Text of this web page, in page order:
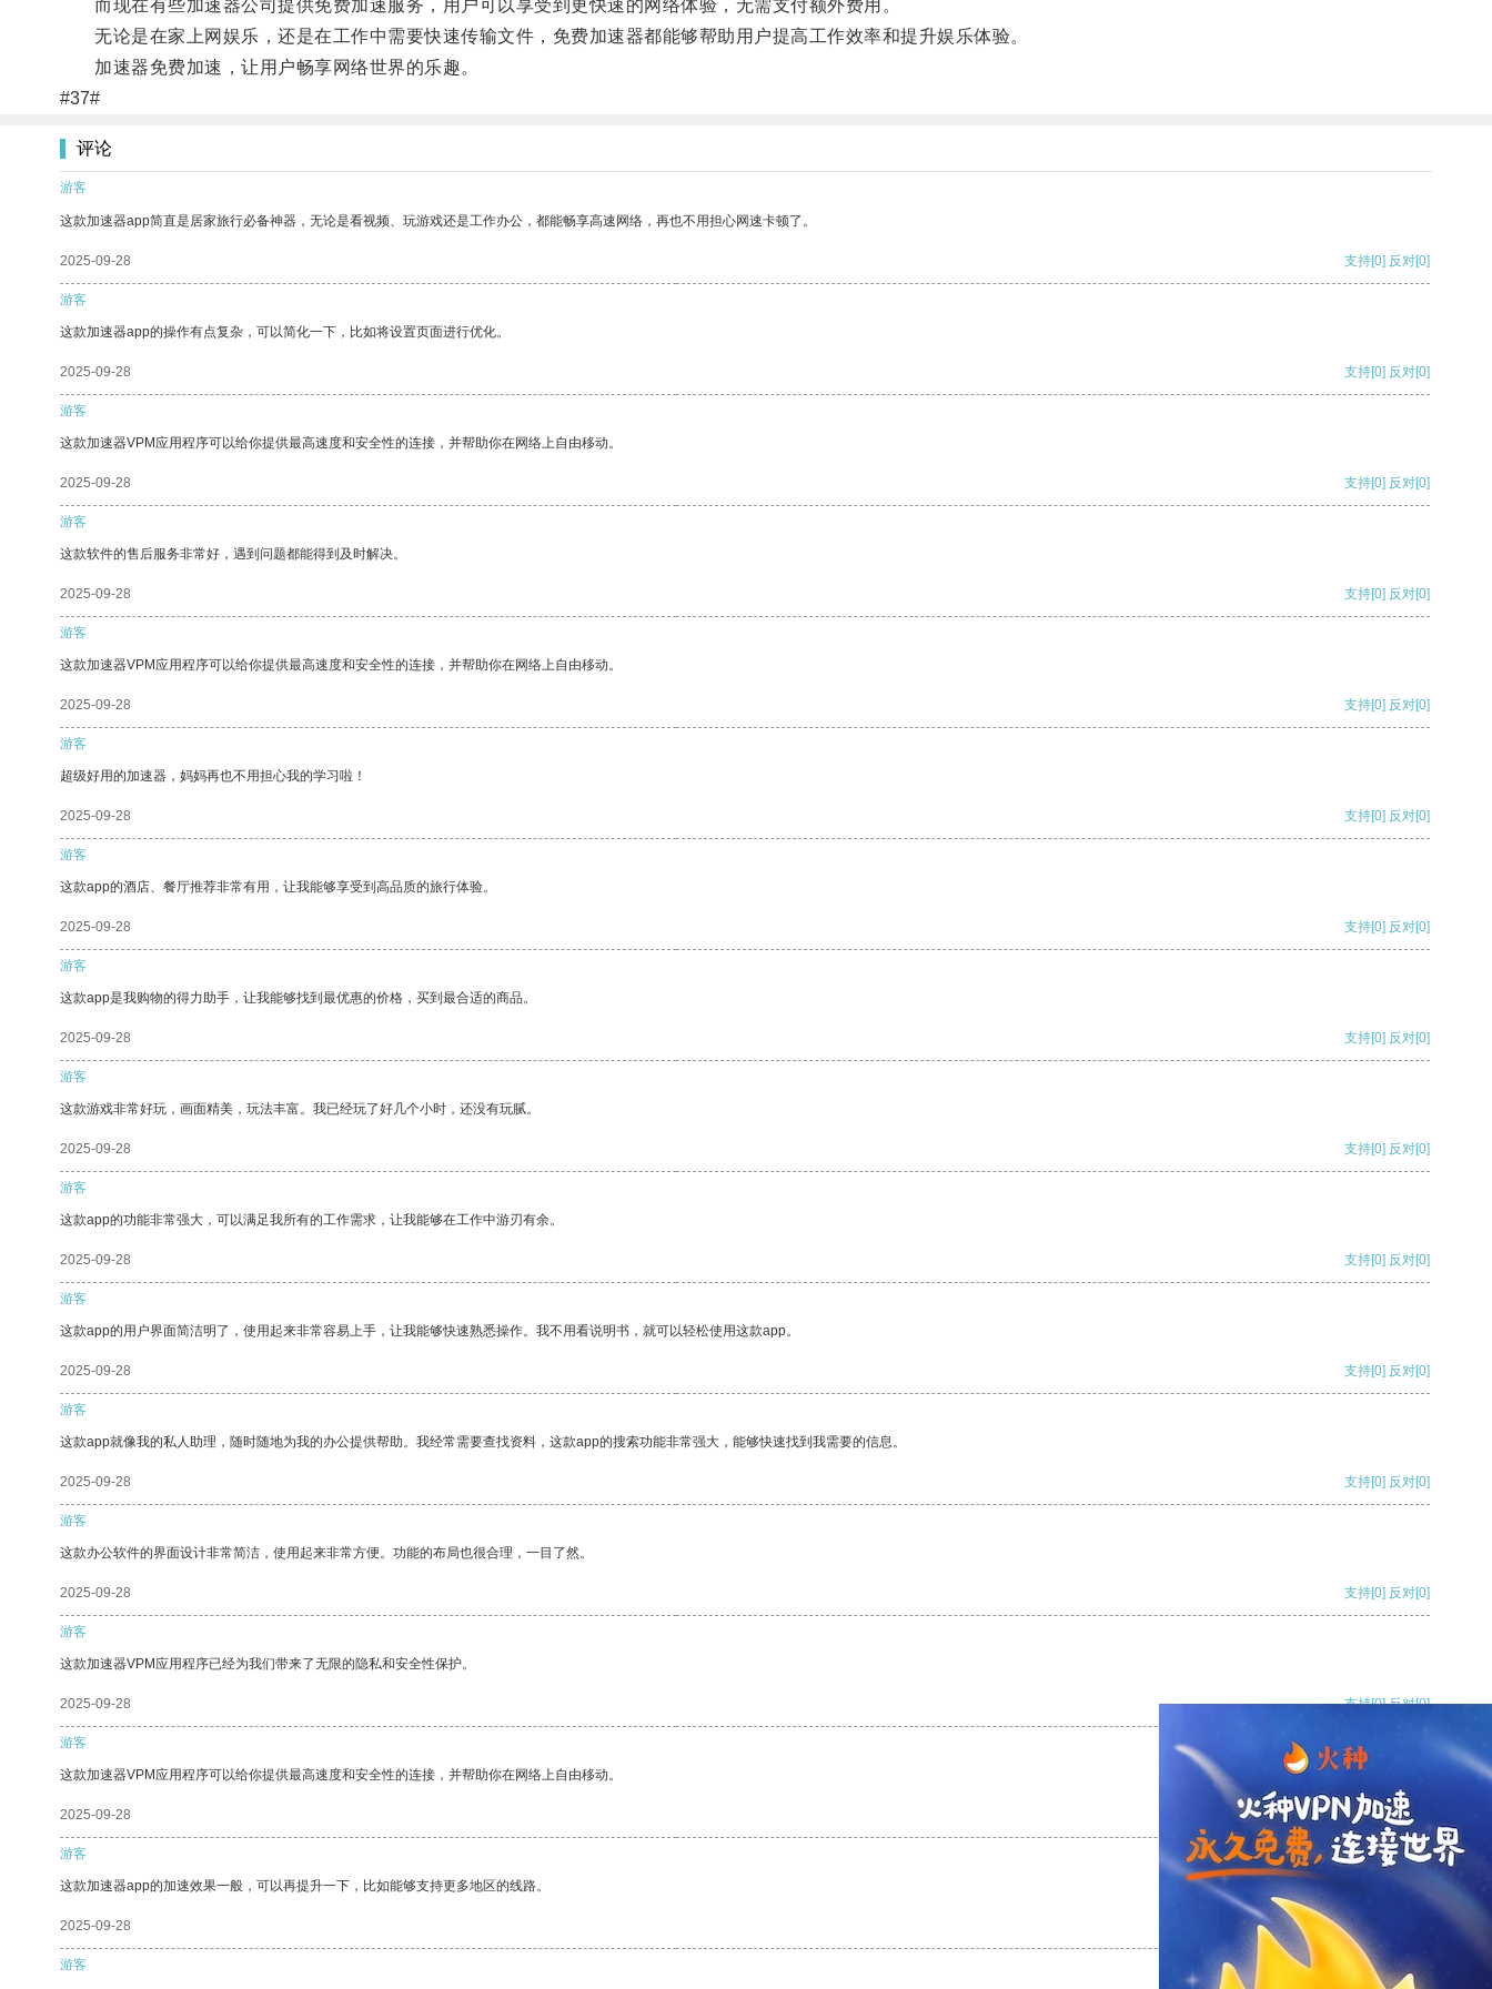
而现在有些加速器公司提供免费加速服务，用户可以享受到更快速的网络体验，无需支付额外费用。
无论是在家上网娱乐，还是在工作中需要快速传输文件，免费加速器都能够帮助用户提高工作效率和提升娱乐体验。
加速器免费加速，让用户畅享网络世界的乐趣。
#37#
评论
游客
这款加速器app简直是居家旅行必备神器，无论是看视频、玩游戏还是工作办公，都能畅享高速网络，再也不用担心网速卡顿了。
2025-09-28 支持[0] 反对[0]
游客
这款加速器app的操作有点复杂，可以简化一下，比如将设置页面进行优化。
2025-09-28 支持[0] 反对[0]
游客
这款加速器VPM应用程序可以给你提供最高速度和安全性的连接，并帮助你在网络上自由移动。
2025-09-28 支持[0] 反对[0]
游客
这款软件的售后服务非常好，遇到问题都能得到及时解决。
2025-09-28 支持[0] 反对[0]
游客
这款加速器VPM应用程序可以给你提供最高速度和安全性的连接，并帮助你在网络上自由移动。
2025-09-28 支持[0] 反对[0]
游客
超级好用的加速器，妈妈再也不用担心我的学习啦！
2025-09-28 支持[0] 反对[0]
游客
这款app的酒店、餐厅推荐非常有用，让我能够享受到高品质的旅行体验。
2025-09-28 支持[0] 反对[0]
游客
这款app是我购物的得力助手，让我能够找到最优惠的价格，买到最合适的商品。
2025-09-28 支持[0] 反对[0]
游客
这款游戏非常好玩，画面精美，玩法丰富。我已经玩了好几个小时，还没有玩腻。
2025-09-28 支持[0] 反对[0]
游客
这款app的功能非常强大，可以满足我所有的工作需求，让我能够在工作中游刃有余。
2025-09-28 支持[0] 反对[0]
游客
这款app的用户界面简洁明了，使用起来非常容易上手，让我能够快速熟悉操作。我不用看说明书，就可以轻松使用这款app。
2025-09-28 支持[0] 反对[0]
游客
这款app就像我的私人助理，随时随地为我的办公提供帮助。我经常需要查找资料，这款app的搜索功能非常强大，能够快速找到我需要的信息。
2025-09-28 支持[0] 反对[0]
游客
这款办公软件的界面设计非常简洁，使用起来非常方便。功能的布局也很合理，一目了然。
2025-09-28 支持[0] 反对[0]
游客
这款加速器VPM应用程序已经为我们带来了无限的隐私和安全性保护。
2025-09-28 支持[0] 反对[0]
游客
这款加速器VPM应用程序可以给你提供最高速度和安全性的连接，并帮助你在网络上自由移动。
2025-09-28 支持[0] 反对
游客
这款加速器app的加速效果一般，可以再提升一下，比如能够支持更多地区的线路。
2025-09-28 支持
游客